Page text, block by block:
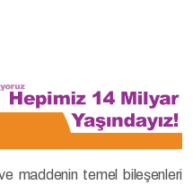
maddenin temel bileşenleri